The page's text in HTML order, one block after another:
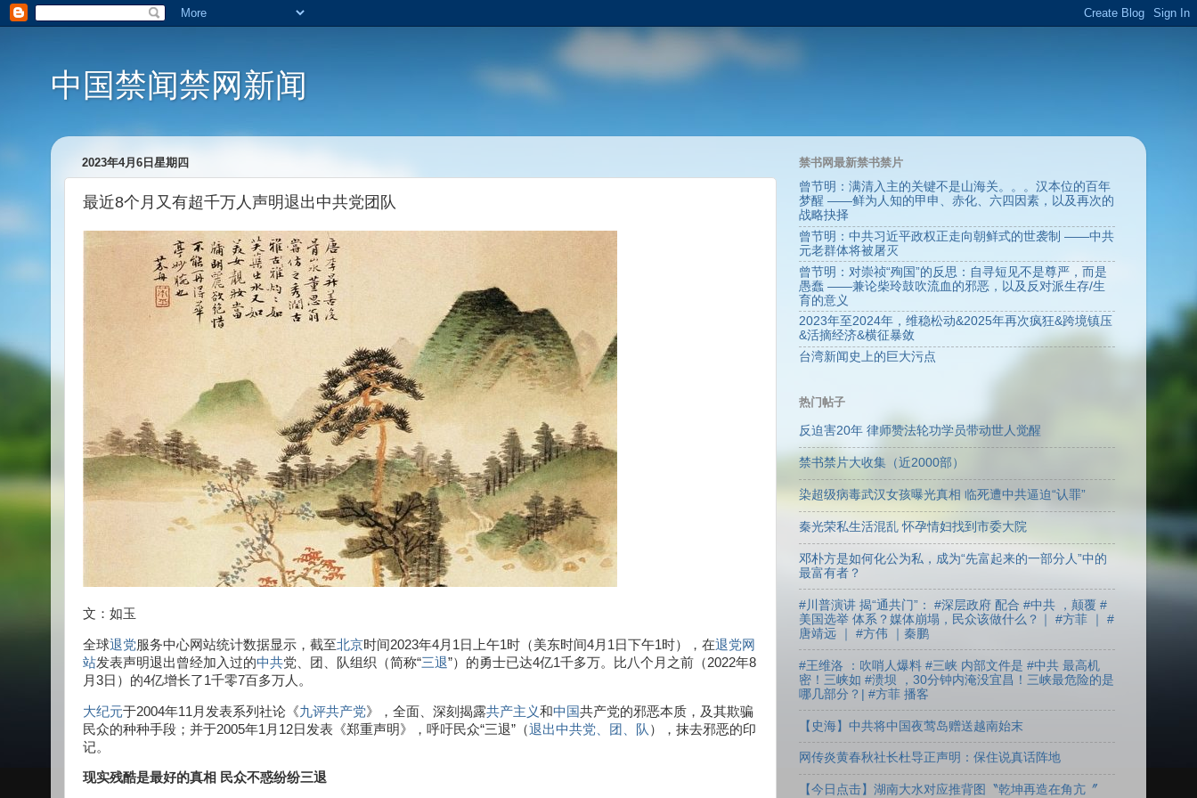
中国禁闻禁网新闻
2023年4月6日星期四
最近8个月又有超千万人声明退出中共党团队
文：如玉
全球退党服务中心网站统计数据显示，截至北京时间2023年4月1日上午1时（美东时间4月1日下午1时），在退党网
站发表声明退出曾经加入过的中共党、团、队组织（简称“三退”）的勇士已达4亿1千多万。比八个月之前（2022年8
月3日）的4亿增长了1千零7百多万人。
大纪元于2004年11月发表系列社论《九评共产党》，全面、深刻揭露共产主义和中国共产党的邪恶本质，及其欺骗
民众的种种手段；并于2005年1月12日发表《郑重声明》，呼吁民众“三退”（退出中共党、团、队 ），抹去邪恶的印
记。
现实残酷是最好的真相 民众不惑纷纷三退
禁书网最新禁书禁片
曾节明：满清入主的关键不是山海关。。。汉本位的百年
梦醒 ——鲜为人知的甲申、赤化、六四因素，以及再次的
战略抉择
曾节明：中共习近平政权正走向朝鲜式的世袭制 ——中共
元老群体将被屠灭
曾节明：对崇祯“殉国”的反思：自寻短见不是尊严，而是
愚蠢 ——兼论柴玲鼓吹流血的邪恶，以及反对派生存/生
育的意义
2023年至2024年，维稳松动&2025年再次疯狂&跨境镇压
&活摘经济&横征暴敛
台湾新闻史上的巨大污点
热门帖子
反迫害20年 律师赞法轮功学员带动世人觉醒
禁书禁片大收集（近2000部）
染超级病毒武汉女孩曝光真相 临死遭中共逼迫“认罪”
秦光荣私生活混乱 怀孕情妇找到市委大院
邓朴方是如何化公为私，成为“先富起来的一部分人”中的
最富有者？
#川普演讲 揭“通共门”： #深层政府 配合 #中共 ，颠覆 #
美国选举 体系？媒体崩塌，民众该做什么？｜ #方菲 ｜ #
唐靖远 ｜ #方伟 ｜秦鹏
#王维洛 ：吹哨人爆料 #三峡 内部文件是 #中共 最高机
密！三峡如 #溃坝 ，30分钟内淹没宜昌！三峡最危险的是
哪几部分？| #方菲 播客
【史海】中共将中国夜莺岛赠送越南始末
网传炎黄春秋社长杜导正声明：保住说真话阵地
【今日点击】湖南大水对应推背图〝乾坤再造在角亢〞